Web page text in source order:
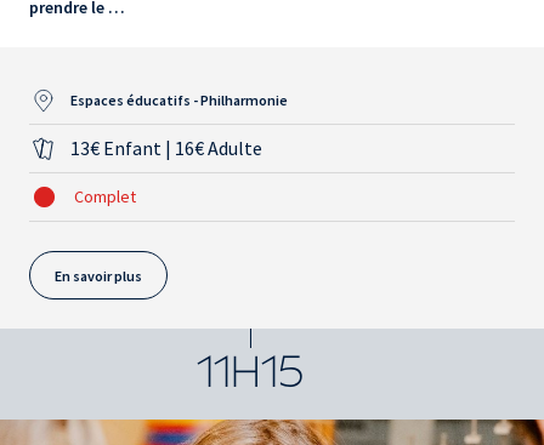
prendre le …
Espaces éducatifs - Philharmonie
13€ Enfant | 16€ Adulte
Complet
En savoir plus
11H15